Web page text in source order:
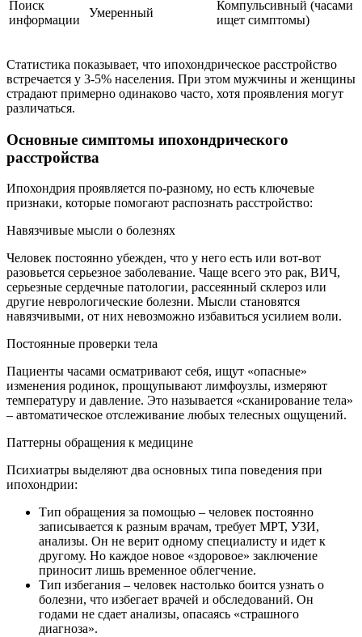
Поиск
информации
Умеренный
Компульсивный (часами
ищет симптомы)
Статистика показывает, что ипохондрическое расстройство
встречается у 3-5% населения. При этом мужчины и женщины
страдают примерно одинаково часто, хотя проявления могут
различаться.
Основные симптомы ипохондрического
расстройства
Ипохондрия проявляется по-разному, но есть ключевые
признаки, которые помогают распознать расстройство:
Навязчивые мысли о болезнях
Человек постоянно убежден, что у него есть или вот-вот
разовьется серьезное заболевание. Чаще всего это рак, ВИЧ,
серьезные сердечные патологии, рассеянный склероз или
другие неврологические болезни. Мысли становятся
навязчивыми, от них невозможно избавиться усилием воли.
Постоянные проверки тела
Пациенты часами осматривают себя, ищут «опасные»
изменения родинок, прощупывают лимфоузлы, измеряют
температуру и давление. Это называется «сканирование тела»
– автоматическое отслеживание любых телесных ощущений.
Паттерны обращения к медицине
Психиатры выделяют два основных типа поведения при
ипохондрии:
Тип обращения за помощью – человек постоянно
записывается к разным врачам, требует МРТ, УЗИ,
анализы. Он не верит одному специалисту и идет к
другому. Но каждое новое «здоровое» заключение
приносит лишь временное облегчение.
Тип избегания – человек настолько боится узнать о
болезни, что избегает врачей и обследований. Он
годами не сдает анализы, опасаясь «страшного
диагноза».